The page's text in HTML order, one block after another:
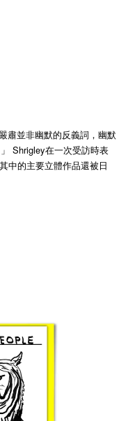
肅並非幽默的反義詞，幽默
Shrigley在一次受訪時表
中的主要立體作品還被日